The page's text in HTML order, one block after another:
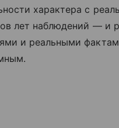
характера с
лет наблюдений — и
и реальными